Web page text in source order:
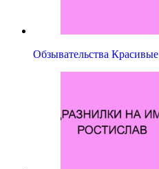
Обзывательства Красивые